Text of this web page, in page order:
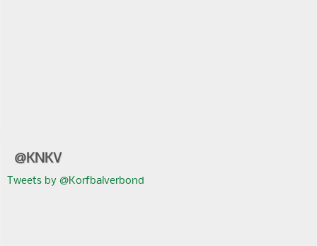
@KNKV
Tweets by @Korfbalverbond